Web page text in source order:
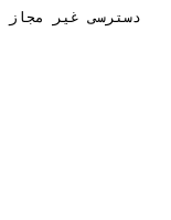
دسترسی غیر مجاز